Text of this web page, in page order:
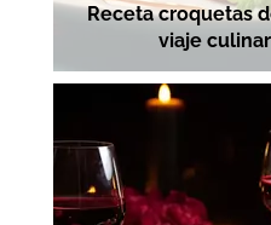
Receta croquetas
viaje